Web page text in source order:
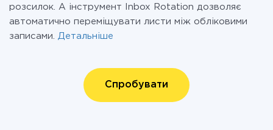
розсилок. А інструмент Inbox Rotation дозволяє
автоматично переміщувати листи між обліковими
записами. Детальніше
Спробувати